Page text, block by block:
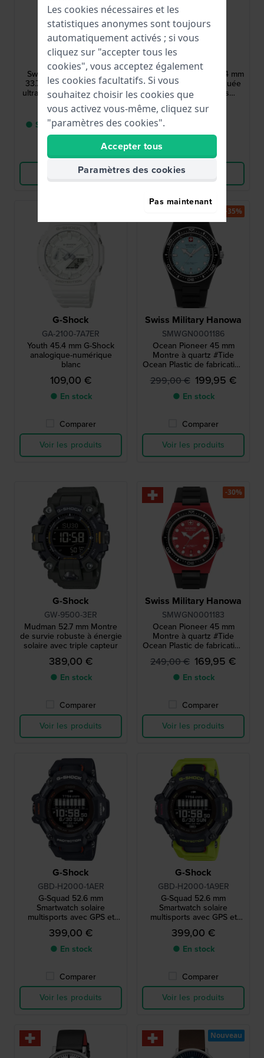
Swatch
SS08K119
Swatch Neon Hot Racer
33.7 mm Montre à quartz
ultrafine avec design néon
120,00 €
● Seulement 1 en stock
Voir les produits
SO28I700
Trendy lines at night 34 mm
Montre à quartz fabriquée
en Suisse avec des
matériaux biosourcés
75,00 €
Comparer
Voir les produits
G-Shock
GA-2100-7A7ER
Youth 45.4 mm G-Shock
analogique-numérique
blanc
109,00 €
● En stock
Comparer
Voir les produits
Swiss Military Hanowa
SMWGN0001186
Ocean Pioneer 45 mm
Montre à quartz #Tide
Ocean Plastic de fabrication
suisse avec date
299,00 € 199,95 €
● En stock
Comparer
Voir les produits
-35%
G-Shock
GW-9500-3ER
Mudman 52.7 mm Montre
de survie robuste à énergie
solaire avec triple capteur
389,00 €
● En stock
Comparer
Voir les produits
Swiss Military Hanowa
SMWGN0001183
Ocean Pioneer 45 mm
Montre à quartz #Tide
Ocean Plastic de fabrication
suisse avec date
249,00 € 169,95 €
● En stock
Comparer
Voir les produits
-30%
G-Shock
GBD-H2000-1AER
G-Squad 52.6 mm
Smartwatch solaire
multisports avec GPS et
cardiofréquencemètre
399,00 €
● En stock
Comparer
Voir les produits
G-Shock
GBD-H2000-1A9ER
G-Squad 52.6 mm
Smartwatch solaire
multisports avec GPS et
cardiofréquencemètre
399,00 €
● En stock
Comparer
Voir les produits
Nouveau
Les cookies nécessaires et les
statistiques anonymes sont toujours
automatiquement activés ; si vous
cliquez sur "accepter tous les
cookies", vous acceptez également
les cookies facultatifs. Si vous
souhaitez choisir les cookies que
vous activez vous-même, cliquez sur
"paramètres des cookies".
Accepter tous
Paramètres des cookies
Pas maintenant